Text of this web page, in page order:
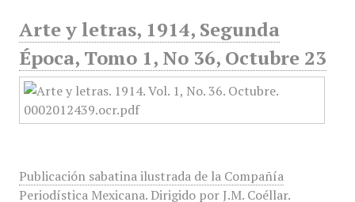
Arte y letras, 1914, Segunda
Época, Tomo 1, No 36, Octubre 23
Publicación sabatina ilustrada de la Compañía
Periodística Mexicana. Dirigido por J.M. Coéllar.